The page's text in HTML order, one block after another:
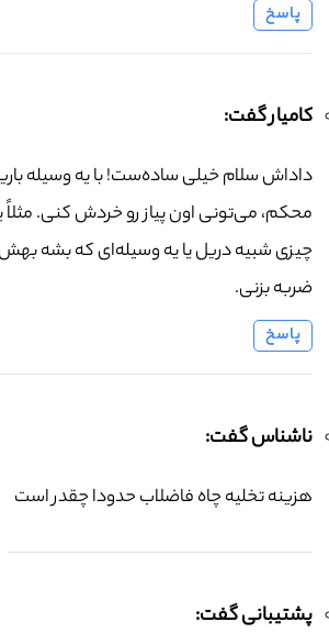
پاسخ
کامیار گفت:
داداش سلام خیلی ساده‌ست! با یه وسیله
محکم، می‌تونی اون پیاز رو خردش کنی. مثلاً
چیزی شبیه دریل یا یه وسیله‌ای که بشه بهش
ضربه بزنی.
پاسخ
ناشناس گفت:
هزینه تخلیه چاه فاضلاب حدودا چقدر است
پشتیبانی گفت: